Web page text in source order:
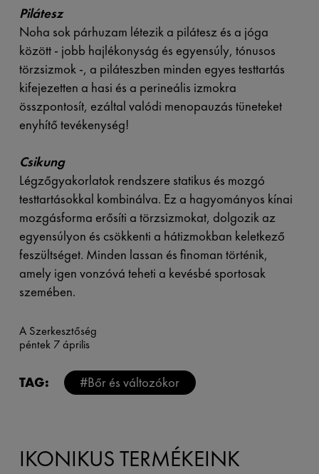
Pilátesz
Noha sok párhuzam létezik a pilátesz és a jóga
között - jobb hajlékonyság és egyensúly, tónusos
törzsizmok -, a piláteszben minden egyes testtartás
kifejezetten a hasi és a perineális izmokra
összpontosít, ezáltal valódi menopauzás tüneteket
enyhítő tevékenység!
Csikung
Légzőgyakorlatok rendszere statikus és mozgó
testtartásokkal kombinálva. Ez a hagyományos kínai
mozgásforma erősíti a törzsizmokat, dolgozik az
egyensúlyon és csökkenti a hátizmokban keletkező
feszültséget. Minden lassan és finoman történik,
amely igen vonzóvá teheti a kevésbé sportosak
szemében.
A Szerkesztőség
péntek 7 április
TAG: #Bőr és változókor
IKONIKUS TERMÉKEINK